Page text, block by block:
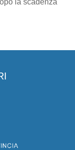
la scadenza